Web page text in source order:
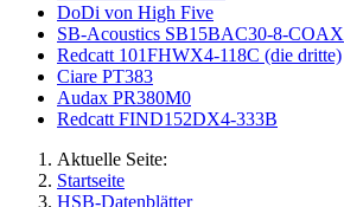
DoDi von High Five
SB-Acoustics SB15BAC30-8-COAX
Redcatt 101FHWX4-118C (die dritte)
Ciare PT383
Audax PR380M0
Redcatt FIND152DX4-333B
Aktuelle Seite:
Startseite
HSB-Datenblätter